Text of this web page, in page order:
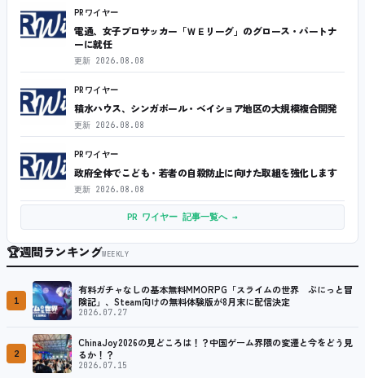
PRワイヤー
電通、女子プロサッカー「ＷＥリーグ」のグロース・パートナ
ーに就任
更新 2026.08.08
PRワイヤー
積水ハウス、シンガポール・ベイショア地区の大規模複合開発
更新 2026.08.08
PRワイヤー
政府全体でこども・若者の自殺防止に向けた取組を強化します
更新 2026.08.08
PR ワイヤー 記事一覧へ →
🏆週間ランキングWEEKLY
1
有料ガチャなしの基本無料MMORPG「スライムの世界 ぷにっと冒
険記」、Steam向けの無料体験版が8月末に配信決定
2026.07.27
2
ChinaJoy2026の見どころは！？中国ゲーム界隈の変遷と今をどう見
るか！？
2026.07.15